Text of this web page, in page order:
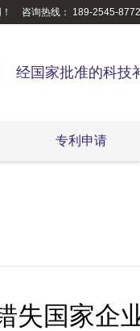
咨询热线： 189-2545-8772
经国家批准的科技
专利申请
失国家企